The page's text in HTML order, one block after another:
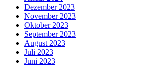
Dezember 2023
November 2023
Oktober 2023
September 2023
August 2023
Juli 2023
Juni 2023